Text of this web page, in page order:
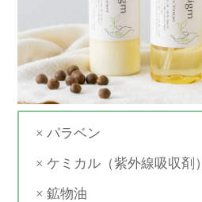
× パラベン
× ケミカル（紫外線吸収剤）
× 鉱物油